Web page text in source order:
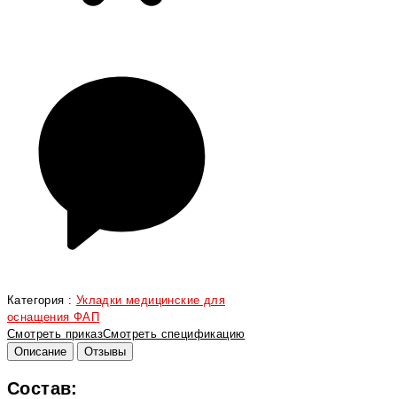
Категория : Укладки медицинские для
оснащения ФАП
Смотреть приказСмотреть спецификацию
Описание
Отзывы
Состав: